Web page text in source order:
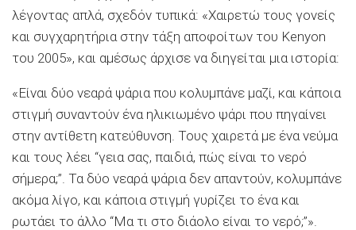
λέγοντας απλά, σχεδόν τυπικά: «Χαιρετώ τους γονείς
και συγχαρητήρια στην τάξη αποφοίτων του Kenyon
του 2005», και αμέσως άρχισε να διηγείται μια ιστορία:
«Είναι δύο νεαρά ψάρια που κολυμπάνε μαζί, και κάποια
στιγμή συναντούν ένα ηλικιωμένο ψάρι που πηγαίνει
στην αντίθετη κατεύθυνση. Τους χαιρετά με ένα νεύμα
και τους λέει “γεια σας, παιδιά, πώς είναι το νερό
σήμερα;”. Τα δύο νεαρά ψάρια δεν απαντούν, κολυμπάνε
ακόμα λίγο, και κάποια στιγμή γυρίζει το ένα και
ρωτάει το άλλο “Μα τι στο διάολο είναι το νερό;”».